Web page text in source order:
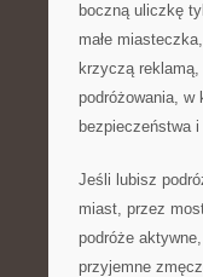
boczną uliczkę
małe
krzyczą
podróżowania,
bezpieczeństwa
Jeśli lubisz
miast, przez
podróże
przyjemne